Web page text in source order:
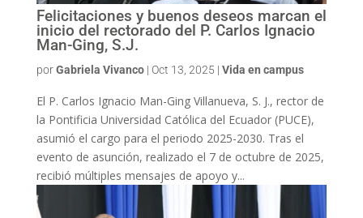
Felicitaciones y buenos deseos marcan el
inicio del rectorado del P. Carlos Ignacio
Man-Ging, S.J.
porGabriela Vivanco| Oct 13, 2025 | Vida en campus
El P. Carlos Ignacio Man-Ging Villanueva, S. J., rector de
la Pontificia Universidad Católica del Ecuador (PUCE),
asumió el cargo para el periodo 2025-2030. Tras el
evento de asunción, realizado el 7 de octubre de 2025,
recibió múltiples mensajes de apoyo y...